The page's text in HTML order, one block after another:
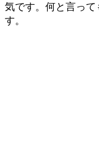
気です。何と言っ
す。